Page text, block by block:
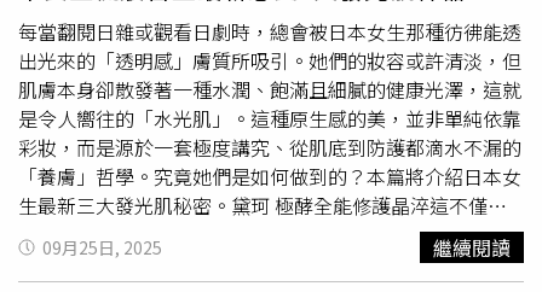
調節科技成通勤族救星針對台灣悶熱氣候與室內外溫差問
題，安耐曬推出全新防曬系列。「膠原保濕防曬水凝乳」搭
載自動水分平衡科技，可依環境濕度調整肌膚含水量，維持
清爽與水潤平衡。而「美肌潤色防曬水凝乳」則透過粉紫色
調校色與3重珍珠光效果，修飾蠟黃與毛孔，一抹就能打造
自然透亮感，同時不泛白、不黏膩，也不易與底妝打架。
ANESSA安耐曬美肌保濕防曬/潤色防曬水凝乳 兩款
SPF50+ PA++++ 90g / 850元（圖／品牌提供）ANESSA安
耐曬美肌保濕防曬/潤色防曬水凝乳 兩款SPF50+ PA++++
SPF50+ PA++++ 30ml／1,150元（圖／取自
decorte_official IG、品牌提供）黛珂 AQ煥妍防禦精華如果
預算比較足夠，一定要試試看「AQ 煥妍防禦精華」。這支
真的是貴婦等級，裡面加了菸鹼醯胺跟傳明酸兩大成分，邊
防曬還能邊幫助亮白、撫平小細紋。擦完之後臉部會透出一
種很高級的「自體發光感」，完全不黏膩反而像上了一層彈
潤的保養薄膜，是那種「錢花得很值得」的高質感體驗，讓
肌膚遠離每日日照帶來的累積壓力。黛珂 AQ煥妍防禦精華
SPF50+ PA++++ 55g／2,600元（圖／取自 decorte_official
每當翻閱日雜或觀看日劇時，總會被日本女生那種彷彿能透
出光來的「透明感」膚質所吸引。她們的妝容或許清淡，但
肌膚本身卻散發著一種水潤、飽滿且細膩的健康光澤，這就
是令人嚮往的「水光肌」。這種原生感的美，並非單純依靠
彩妝，而是源於一套極度講究、從肌底到防護都滴水不漏的
「養膚」哲學。究竟她們是如何做到的？本篇將介紹日本女
生最新三大發光肌秘密。黛珂 極酵全能修護晶淬這不僅僅
是一瓶化妝水，而是一瓶灌注了頂尖抗老科技的「高機能抗
老水精華」，含62%「黑麴發酵液（KUROKOJI®）」與
09月25日, 2025 繼續閱讀